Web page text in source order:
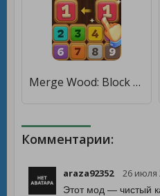
Merge Wood: Block Puzzle [Много денег]
Комментарии:
araza92352 26 июля
Этот мод — чистый